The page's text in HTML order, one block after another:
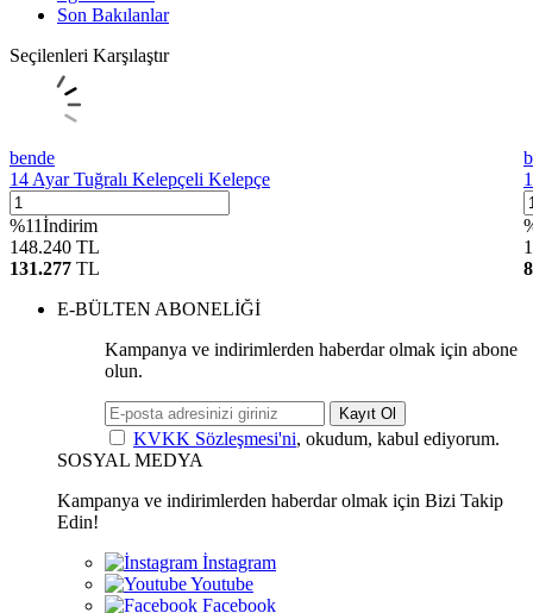
Son Bakılanlar
Seçilenleri Karşılaştır
bende
14 Ayar Tuğralı Kelepçeli Kelepçe
%11İndirim
148.240 TL
131.277 TL
E-BÜLTEN ABONELİĞİ
Kampanya ve indirimlerden haberdar olmak için abone
olun.
Kayıt Ol
KVKK Sözleşmesi'ni, okudum, kabul ediyorum.
SOSYAL MEDYA
Kampanya ve indirimlerden haberdar olmak için Bizi Takip
Edin!